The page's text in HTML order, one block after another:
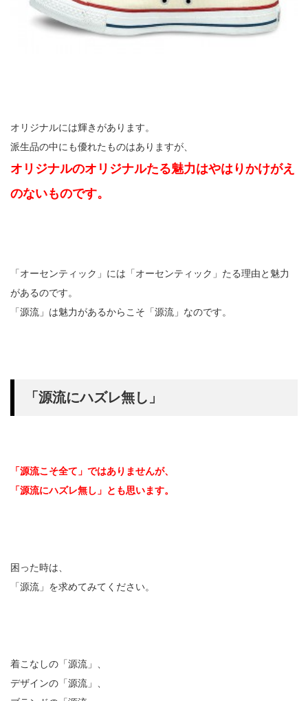
オリジナルには輝きがあります。
派生品の中にも優れたものはありますが、
オリジナルのオリジナルたる魅力はやはりかけがえ
のないものです。
「オーセンティック」には「オーセンティック」たる理由と魅力
があるのです。
「源流」は魅力があるからこそ「源流」なのです。
「源流にハズレ無し」
「源流こそ全て」ではありませんが、
「源流にハズレ無し」とも思います。
困った時は、
「源流」を求めてみてください。
着こなしの「源流」、
デザインの「源流」、